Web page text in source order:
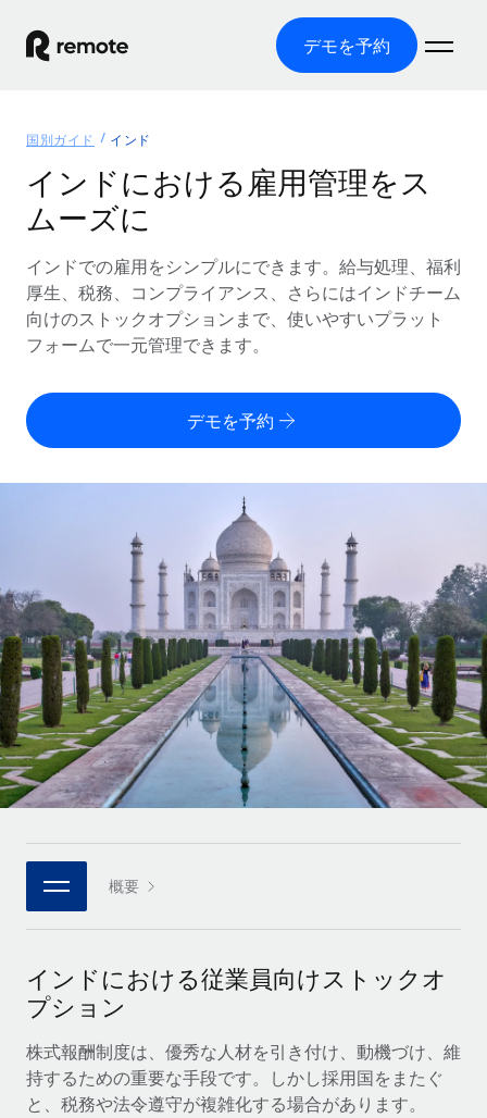
デモを予約
グローバル雇用
グローバル給与処理
コンプライアンス対応の給与処理を手軽に
Employer of Record（EOR）
グローバル展開をコストをかけずに実現
Contractor of Record
世界中の契約社員と法令を遵守して契約
世界中の契約社員をオンボーディングし、管理
複雑な雇用関連業務を外部委託
インフラ
Remote統合
人事機能をワークフローにシームレスに統合する
プラットフォーム
チームのための人事の基本機能を内蔵
接続 新しい
当社のMCPを使用して、あらゆるAIツールをRemoteに接続
統合
基本的なビジネスツールを活用して業務プロセスを効率化す
サービス
専門家に相談
グローバル人事・コンプライアンスの専門サポート
ソリューション
各国の制度に対応
国別ガイド
/国別のグローバル雇用支援を検索する
Remoteを他社と比較
スタートアップ
成長中の企業向けのアジャイルなグローバルHR・給与処理ソ
リューション
ミッドマーケット
カスタマイズされた人事ソリューションでチームを拡大する
企業
大企業向けのグローバルHR
パートナーに登録
戦略的テクノロジーパートナー
グローバルな人事機能を柔軟に自社プラットフォームへ統合
当社とのパートナーシップの可能性を検討する
統合とAI自動化に関するコンサルティング
リソース
ツールと計算ツール
従業員コスト計算ツール
契約社員の報酬計算ツール
グローバルな契約社員向けに、通貨オプションと支払スピー
ドを確認する
REMOTEで学習
リサーチおよびガイド
活用事例
HR用語集
チェックリストおよびテンプレート
職務内容ライブラリ
ウェビナー
イベント
ニュースルーム
給与・人材情報
情報センター
サポートを依頼する
価格
English
Deutsch
Español
Italiano
Português (Portugal)
日本語
한국어
ログイン
国別ガイド インド
インドにおける雇用管理をス
ムーズに
インドでの雇用をシンプルにできます。給与処理、福利
厚生、税務、コンプライアンス、さらにはインドチーム
向けのストックオプションまで、使いやすいプラット
フォームで一元管理できます。
デモを予約
概要
インドにおける従業員向けストックオ
プション
株式報酬制度は、優秀な人材を引き付け、動機づけ、維
持するための重要な手段です。しかし採用国をまたぐ
と、税務や法令遵守が複雑化する場合があります。